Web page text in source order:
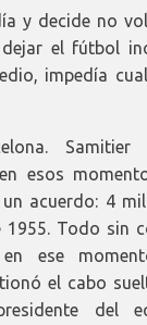
y decide no
el fútbol
impedía
Samitier
esos
acuerdo: 4
Todo sin
ese
el cabo
del